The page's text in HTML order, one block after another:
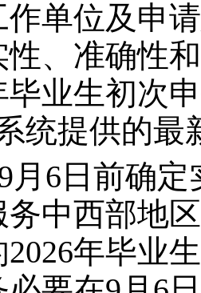
单位及申
、准确性
毕业生初次
统提供的最
月6日前确
中西部地
年毕业